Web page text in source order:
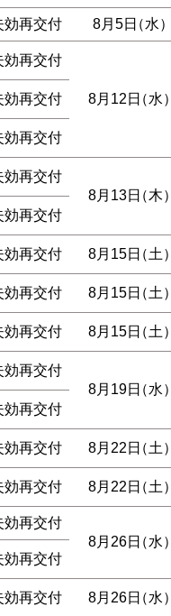
効再交付 8月5日（水）
効再交付
8月12日（水）
効再交付
効再交付
効再交付
8月13日（木）
効再交付
効再交付 8月15日（土）
効再交付 8月15日（土）
効再交付 8月15日（土）
効再交付
8月19日（水）
効再交付
効再交付 8月22日（土）
効再交付 8月22日（土）
効再交付
8月26日（水）
効再交付
効再交付 8月26日（水）